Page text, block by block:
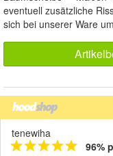
eventuell zusätzliche
sich bei unserer Ware
tenewiha
96%